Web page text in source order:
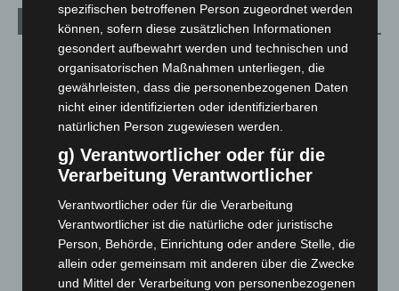
Kategorien
Blaulicht
Corona-News
Hannover und Region
Leserbriefe
Über uns
Veranstaltungen
1.887
1.269
spezifischen betroffenen Person zugeordnet werden
können, sofern diese zusätzlichen Informationen
gesondert aufbewahrt werden und technischen und
organisatorischen Maßnahmen unterliegen, die
gewährleisten, dass die personenbezogenen Daten
nicht einer identifizierten oder identifizierbaren
natürlichen Person zugewiesen werden.
g) Verantwortlicher oder für die
Verarbeitung Verantwortlicher
Verantwortlicher oder für die Verarbeitung
Verantwortlicher ist die natürliche oder juristische
Person, Behörde, Einrichtung oder andere Stelle, die
allein oder gemeinsam mit anderen über die Zwecke
und Mittel der Verarbeitung von personenbezogenen